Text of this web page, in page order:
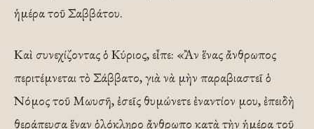
ἡμέρα τοῦ Σαββάτου.
Καὶ συνεχίζοντας ὁ Κύριος, εἶπε: «Ἂν ἕνας ἄνθρωπος
περιτέμνεται τὸ Σάββατο, γιὰ νὰ μὴν παραβιαστεῖ ὁ
Νόμος τοῦ Μωυσῆ, ἐσεῖς θυμώνετε ἐναντίον μου, ἐπειδὴ
θεράπευσα ἕναν ὁλόκληρο ἄνθρωπο κατὰ τὴν ἡμέρα τοῦ